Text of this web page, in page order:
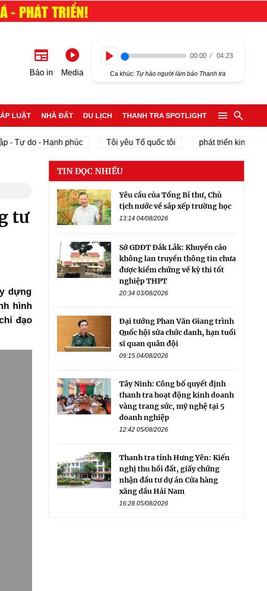
Báo in Media
00:00 04:23
Ca khúc: Tự hào người làm báo Thanh tra
LUẬT NHÀ ĐẤT DU LỊCH THANH TRA SPOTLIGHT
do - Hạnh phúc Tôi yêu Tổ quốc tôi phát triển kinh tế tư
tư
dựng
hình
đạo
TIN ĐỌC NHIỀU
Yêu cầu của Tổng Bí thư, Chủ
tịch nước về sắp xếp trường học
13:14 04/08/2026
Sở GDĐT Đắk Lắk: Khuyến cáo
không lan truyền thông tin chưa
được kiểm chứng về kỳ thi tốt
nghiệp THPT
20:34 03/08/2026
Đại tướng Phan Văn Giang trình
Quốc hội sửa chức danh, hạn tuổi
sĩ quan quân đội
09:15 04/08/2026
Tây Ninh: Công bố quyết định
thanh tra hoạt động kinh doanh
vàng trang sức, mỹ nghệ tại 5
doanh nghiệp
12:42 05/08/2026
Thanh tra tỉnh Hưng Yên: Kiến
nghị thu hồi đất, giấy chứng
nhận đầu tư dự án Cửa hàng
xăng dầu Hải Nam
16:28 05/08/2026